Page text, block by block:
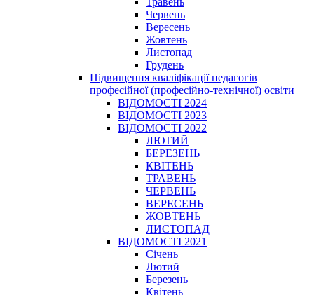
Червень
Вересень
Жовтень
Листопад
Грудень
Підвищення кваліфікації педагогів
професійної (професійно-технічної) освіти
ВІДОМОСТІ 2024
ВІДОМОСТІ 2023
ВІДОМОСТІ 2022
ЛЮТИЙ
БЕРЕЗЕНЬ
КВІТЕНЬ
ТРАВЕНЬ
ЧЕРВЕНЬ
ВЕРЕСЕНЬ
ЖОВТЕНЬ
ЛИСТОПАД
ВІДОМОСТІ 2021
Січень
Лютий
Березень
Квітень